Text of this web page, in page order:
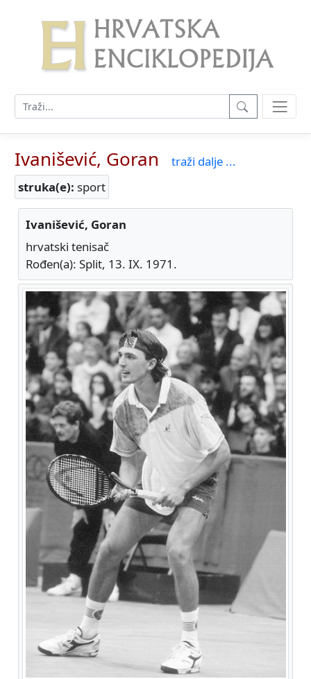
Ivanišević, Goran
traži dalje ...
struka(e): sport
Ivanišević, Goran
hrvatski tenisač
Rođen(a): Split, 13. IX. 1971.